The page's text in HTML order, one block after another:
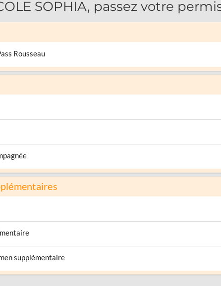
SOPHIA, passez votre
Rousseau
supplémentaire